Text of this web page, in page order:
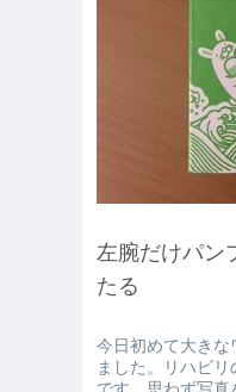
左腕だけパン
たる
今日初めて大きな
ました。リハビ